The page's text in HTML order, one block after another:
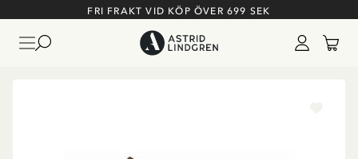
FRI FRAKT VID KÖP ÖVER 699 SEK